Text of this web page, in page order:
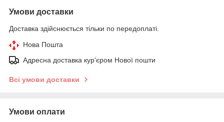
Умови доставки
Доставка здійснюється тільки по передоплаті.
Нова Пошта
Адресна доставка кур'єром Нової пошти
Всі умови доставки
Умови оплати